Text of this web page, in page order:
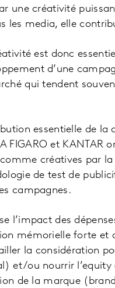
une créativité
les media, elle
est donc
d’une
qui tendent
essentielle de la
FIGARO et
créatives par
de test de
campagnes.
l’impact des
mémorielle forte et
la considération
et/ou nourrir
de la marque